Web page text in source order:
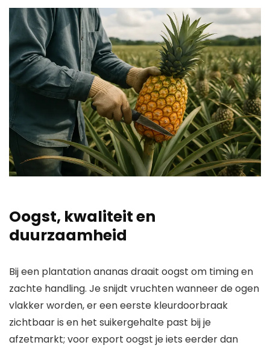
Oogst, kwaliteit en
duurzaamheid
Bij een plantation ananas draait oogst om timing en
zachte handling. Je snijdt vruchten wanneer de ogen
vlakker worden, er een eerste kleurdoorbraak
zichtbaar is en het suikergehalte past bij je
afzetmarkt; voor export oogst je iets eerder dan